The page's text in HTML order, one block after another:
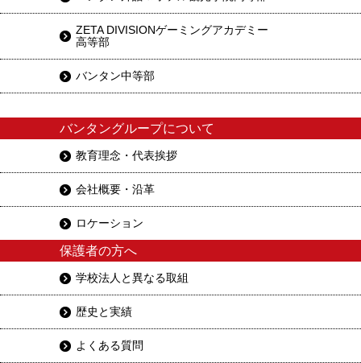
ZETA DIVISIONゲーミングアカデミー
高等部
バンタン中等部
バンタングループについて
教育理念・代表挨拶
会社概要・沿革
ロケーション
保護者の方へ
学校法人と異なる取組
歴史と実績
よくある質問